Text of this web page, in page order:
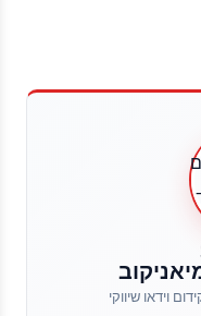
וידאו שיווקי